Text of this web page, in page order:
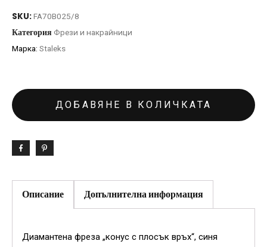
SKU:FA70B025/8
Категория Фрези и накрайници
Марка: Staleks
ДОБАВЯНЕ В КОЛИЧКАТА
Описание Допълнителна информация
Диамантена фреза „конус с плосък връх“, синя